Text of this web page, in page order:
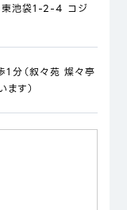
池袋1-2-4 コジ
分（叙々苑 燦々亭
す）